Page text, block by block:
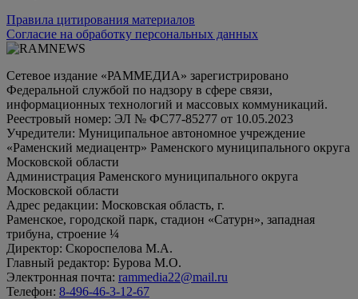
Правила цитирования материалов
Согласие на обработку персональных данных
Сетевое издание «РАММЕДИА» зарегистрировано
Федеральной службой по надзору в сфере связи,
информационных технологий и массовых коммуникаций.
Реестровый номер: ЭЛ № ФС77-85277 от 10.05.2023
Учредители: Муниципальное автономное учреждение
«Раменский медиацентр» Раменского муниципального округа
Московской области
Администрация Раменского муниципального округа
Московской области
Адрес редакции: Московская область, г.
Раменское, городской парк, стадион «Сатурн», западная
трибуна, строение ¼
Директор: Скороспелова М.А.
Главный редактор: Бурова М.О.
Электронная почта: rammedia22@mail.ru
Телефон: 8-496-46-3-12-67